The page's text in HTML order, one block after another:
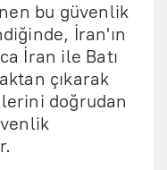
bu güvenlik
İran'ın
İran ile Batı
çıkarak
doğrudan